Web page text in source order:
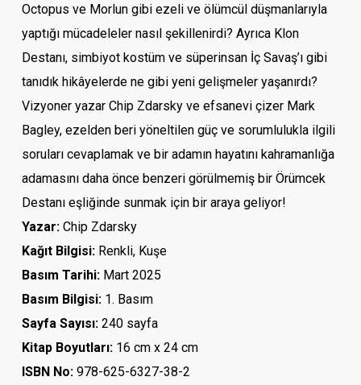
Octopus ve Morlun gibi ezeli ve ölümcül düşmanlarıyla
yaptığı mücadeleler nasıl şekillenirdi? Ayrıca Klon
Destanı, simbiyot kostüm ve süperinsan İç Savaş’ı gibi
tanıdık hikâyelerde ne gibi yeni gelişmeler yaşanırdı?
Vizyoner yazar Chip Zdarsky ve efsanevi çizer Mark
Bagley, ezelden beri yöneltilen güç ve sorumlulukla ilgili
soruları cevaplamak ve bir adamın hayatını kahramanlığa
adamasını daha önce benzeri görülmemiş bir Örümcek
Destanı eşliğinde sunmak için bir araya geliyor!
Yazar: Chip Zdarsky
Kağıt Bilgisi:Renkli, Kuşe
Basım Tarihi:Mart 2025
Basım Bilgisi:1. Basım
Sayfa Sayısı: 240 sayfa
Kitap Boyutları:16 cm x 24 cm
ISBN No: 978-625-6327-38-2